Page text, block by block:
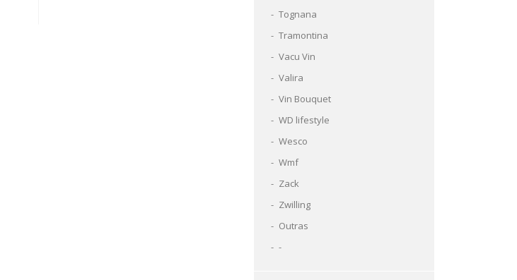
Tognana
Tramontina
Vacu Vin
Valira
Vin Bouquet
WD lifestyle
Wesco
Wmf
Zack
Zwilling
Outras
-